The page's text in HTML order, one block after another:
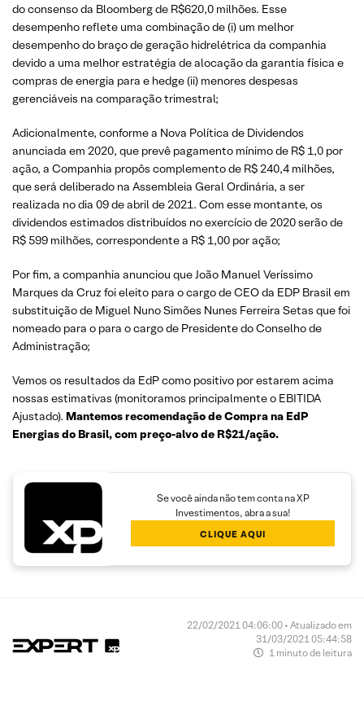
do consenso da Bloomberg de R$620,0 milhões. Esse
desempenho reflete uma combinação de (i) um melhor
desempenho do braço de geração hidrelétrica da companhia
devido a uma melhor estratégia de alocação da garantia física e
compras de energia para e hedge (ii) menores despesas
gerenciáveis na comparação trimestral;
Adicionalmente, conforme a Nova Política de Dividendos
anunciada em 2020, que prevê pagamento mínimo de R$ 1,0 por
ação, a Companhia propôs complemento de R$ 240,4 milhões,
que será deliberado na Assembleia Geral Ordinária, a ser
realizada no dia 09 de abril de 2021. Com esse montante, os
dividendos estimados distribuídos no exercício de 2020 serão de
R$ 599 milhões, correspondente a R$ 1,00 por ação;
Por fim, a companhia anunciou que João Manuel Veríssimo
Marques da Cruz foi eleito para o cargo de CEO da EDP Brasil em
substituição de Miguel Nuno Simões Nunes Ferreira Setas que foi
nomeado para o para o cargo de Presidente do Conselho de
Administração;
Vemos os resultados da EdP como positivo por estarem acima
nossas estimativas (monitoramos principalmente o EBITIDA
Ajustado). Mantemos recomendação de Compra na EdP
Energias do Brasil, com preço-alvo de R$21/ação.
Se você ainda não tem conta na XP
Investimentos, abra a sua!
CLIQUE AQUI
22/02/2021 04:06:00 • Atualizado em
31/03/2021 05:44:58
1 minuto de leitura